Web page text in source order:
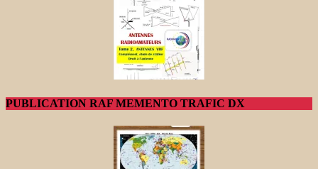
PUBLICATION RAF MEMENTO TRAFIC DX